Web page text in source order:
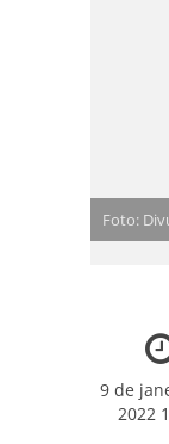
Foto:
9 de
2022